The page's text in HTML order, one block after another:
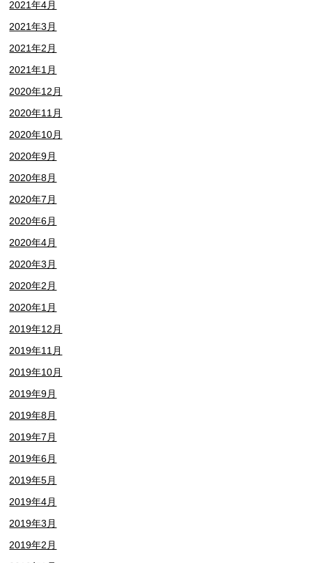
2021年4月
2021年3月
2021年2月
2021年1月
2020年12月
2020年11月
2020年10月
2020年9月
2020年8月
2020年7月
2020年6月
2020年4月
2020年3月
2020年2月
2020年1月
2019年12月
2019年11月
2019年10月
2019年9月
2019年8月
2019年7月
2019年6月
2019年5月
2019年4月
2019年3月
2019年2月